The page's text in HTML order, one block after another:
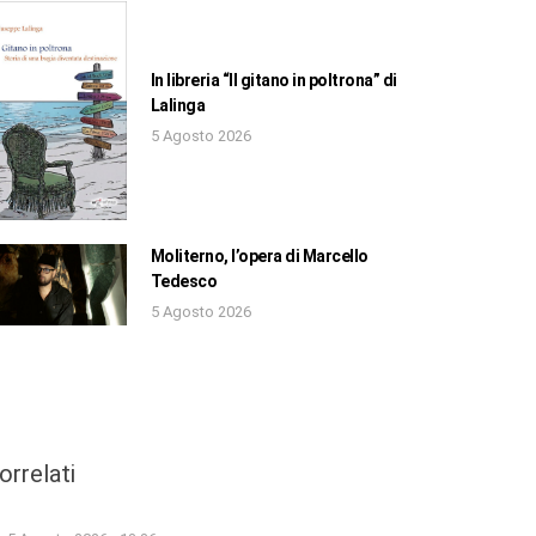
In libreria “Il gitano in poltrona” di
Lalinga
5 Agosto 2026
Moliterno, l’opera di Marcello
Tedesco
5 Agosto 2026